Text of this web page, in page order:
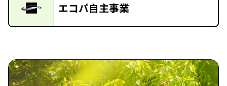
エコパ自主事業